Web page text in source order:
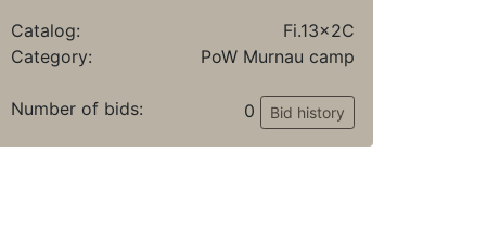
Catalog:
Fi.13x2C
Category:
PoW Murnau camp
Number of bids: 0 Bid history